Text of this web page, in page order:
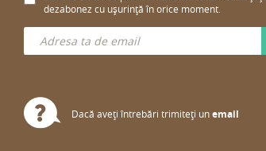
dezabonez cu ușurință în orice moment.
Dacă aveți întrebări trimiteți unemail